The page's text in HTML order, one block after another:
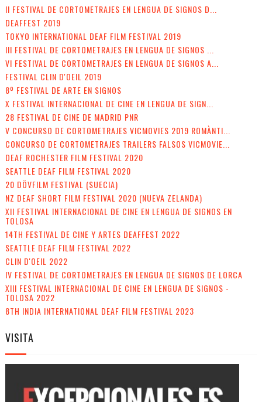
II FESTIVAL DE CORTOMETRAJES EN LENGUA DE SIGNOS D...
DEAFFEST 2019
TOKYO INTERNATIONAL DEAF FILM FESTIVAL 2019
III FESTIVAL DE CORTOMETRAJES EN LENGUA DE SIGNOS ...
VI FESTIVAL DE CORTOMETRAJES EN LENGUA DE SIGNOS A...
FESTIVAL CLIN D'OEIL 2019
8º FESTIVAL DE ARTE EN SIGNOS
X FESTIVAL INTERNACIONAL DE CINE EN LENGUA DE SIGN...
28 FESTIVAL DE CINE DE MADRID PNR
V CONCURSO DE CORTOMETRAJES VICMOVIES 2019 ROMÀNTI...
CONCURSO DE CORTOMETRAJES TRAILERS FALSOS VICMOVIE...
DEAF ROCHESTER FILM FESTIVAL 2020
SEATTLE DEAF FILM FESTIVAL 2020
20 DÖVFILM FESTIVAL (SUECIA)
NZ DEAF SHORT FILM FESTIVAL 2020 (NUEVA ZELANDA)
XII FESTIVAL INTERNACIONAL DE CINE EN LENGUA DE SIGNOS EN
TOLOSA
14TH FESTIVAL DE CINE Y ARTES DEAFFEST 2022
SEATTLE DEAF FILM FESTIVAL 2022
CLIN D'OEIL 2022
IV FESTIVAL DE CORTOMETRAJES EN LENGUA DE SIGNOS DE LORCA
XIII FESTIVAL INTERNACIONAL DE CINE EN LENGUA DE SIGNOS -
TOLOSA 2022
8TH INDIA INTERNATIONAL DEAF FILM FESTIVAL 2023
VISITA